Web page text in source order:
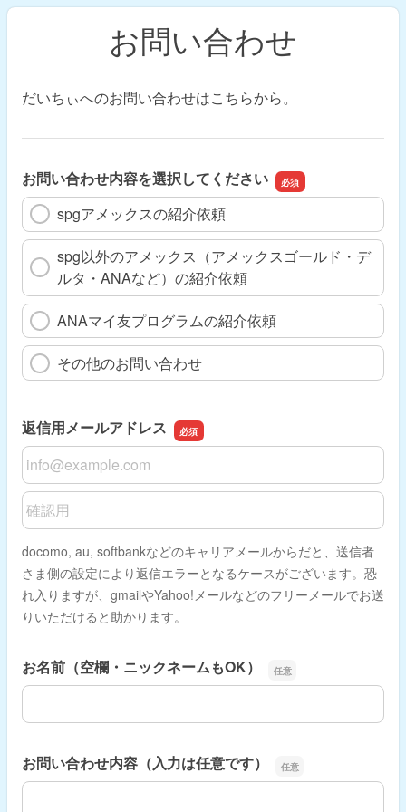
お問い合わせ
だいちぃへのお問い合わせはこちらから。
お問い合わせ内容を選択してください
spgアメックスの紹介依頼
spg以外のアメックス（アメックスゴールド・デ
ルタ・ANAなど）の紹介依頼
ANAマイ友プログラムの紹介依頼
その他のお問い合わせ
返信用メールアドレス
返信用メールアドレス
返信用メールアドレスの確認用
docomo, au, softbankなどのキャリアメールからだと、送信者
さま側の設定により返信エラーとなるケースがございます。恐
れ入りますが、gmailやYahoo!メールなどのフリーメールでお送
りいただけると助かります。
お名前（空欄・ニックネームもOK）
お名前（空欄・ニックネームもOK）
お問い合わせ内容（入力は任意です）
お問い合わせ内容（入力は任意です）